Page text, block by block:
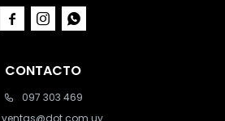
CONTACTO
097 303 469
ventas@dot.com.uy
  